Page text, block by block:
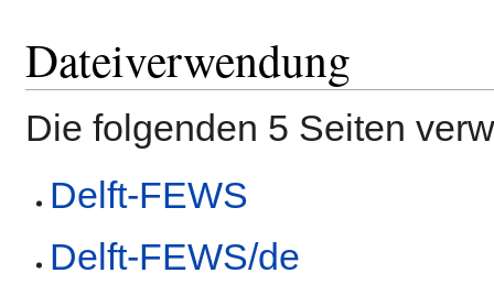
Dateiverwendung
Die folgenden 5 Seiten
Delft-FEWS
Delft-FEWS/de